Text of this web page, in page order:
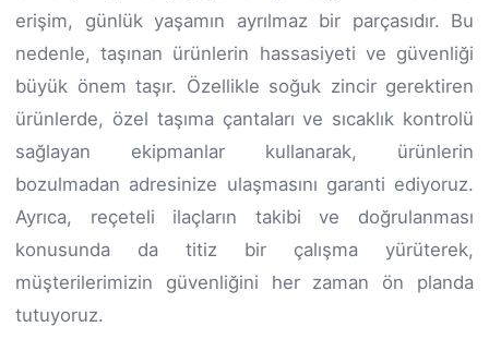
erişim, günlük yaşamın ayrılmaz bir parçasıdır. Bu
nedenle, taşınan ürünlerin hassasiyeti ve güvenliği
büyük önem taşır. Özellikle soğuk zincir gerektiren
ürünlerde, özel taşıma çantaları ve sıcaklık kontrolü
sağlayan ekipmanlar kullanarak, ürünlerin
bozulmadan adresinize ulaşmasını garanti ediyoruz.
Ayrıca, reçeteli ilaçların takibi ve doğrulanması
konusunda da titiz bir çalışma yürüterek,
müşterilerimizin güvenliğini her zaman ön planda
tutuyoruz.